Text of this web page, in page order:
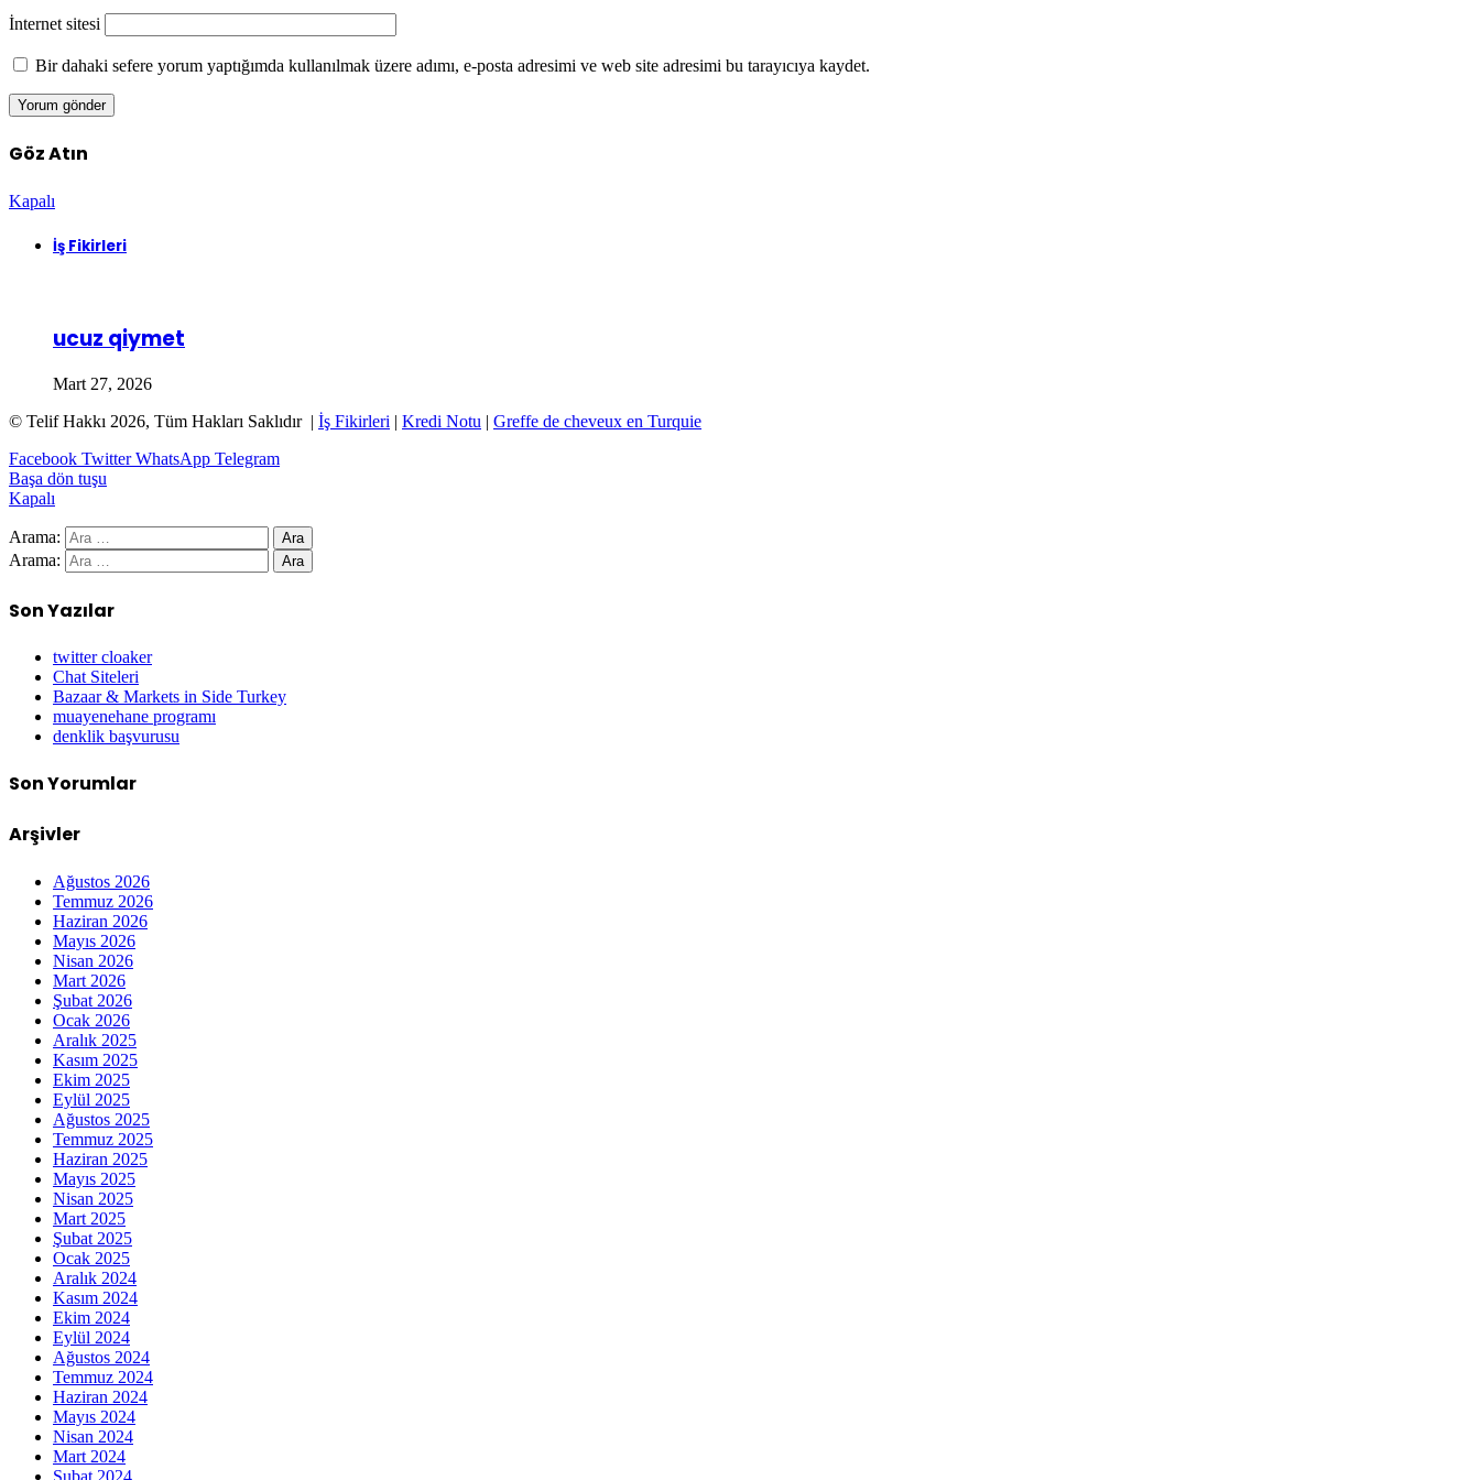
İnternet sitesi
Bir dahaki sefere yorum yaptığımda kullanılmak üzere adımı, e-posta adresimi ve web site adresimi bu tarayıcıya kaydet.
Göz Atın
Kapalı
İş Fikirleri
ucuz qiymet
Mart 27, 2026
© Telif Hakkı 2026, Tüm Hakları Saklıdır | İş Fikirleri | Kredi Notu | Greffe de cheveux en Turquie
Facebook Twitter WhatsApp Telegram
Başa dön tuşu
Kapalı
Arama:
Arama:
Son Yazılar
twitter cloaker
Chat Siteleri
Bazaar & Markets in Side Turkey
muayenehane programı
denklik başvurusu
Son Yorumlar
Arşivler
Ağustos 2026
Temmuz 2026
Haziran 2026
Mayıs 2026
Nisan 2026
Mart 2026
Şubat 2026
Ocak 2026
Aralık 2025
Kasım 2025
Ekim 2025
Eylül 2025
Ağustos 2025
Temmuz 2025
Haziran 2025
Mayıs 2025
Nisan 2025
Mart 2025
Şubat 2025
Ocak 2025
Aralık 2024
Kasım 2024
Ekim 2024
Eylül 2024
Ağustos 2024
Temmuz 2024
Haziran 2024
Mayıs 2024
Nisan 2024
Mart 2024
Şubat 2024